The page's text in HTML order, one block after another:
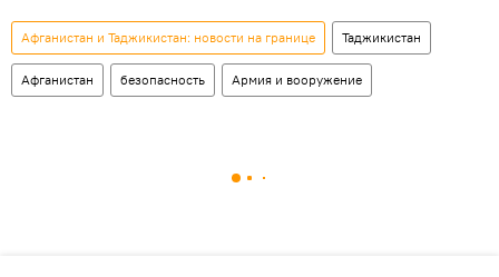
Афганистан и Таджикистан: новости на границе Таджикистан
Афганистан безопасность Армия и вооружение